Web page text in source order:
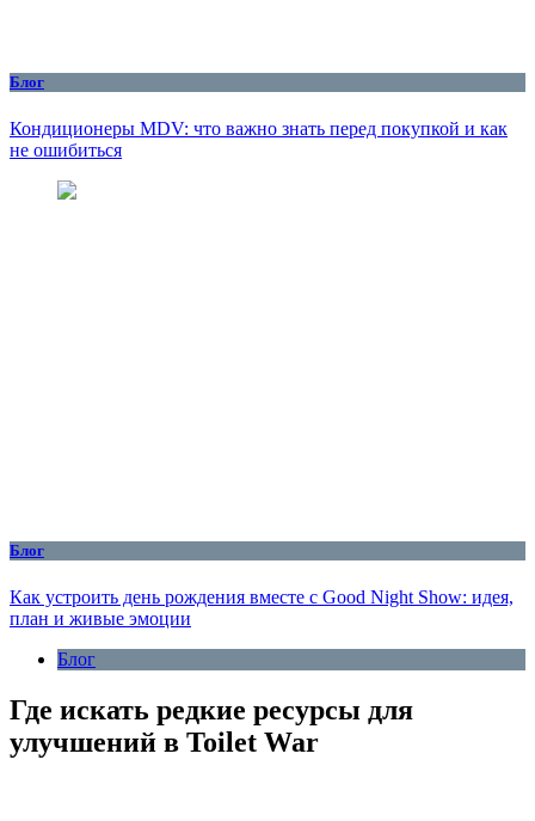
Блог
Кондиционеры MDV: что важно знать перед покупкой и как
не ошибиться
Блог
Как устроить день рождения вместе с Good Night Show: идея,
план и живые эмоции
Блог
Где искать редкие ресурсы для
улучшений в Toilet War